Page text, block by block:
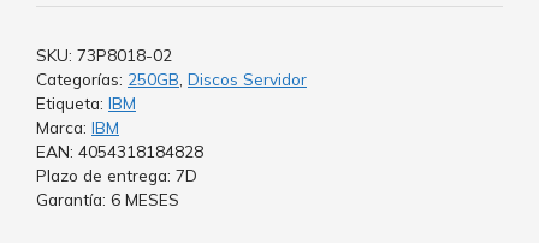
SKU: 73P8018-02
Categorías: 250GB Discos Servidor
Etiqueta: IBM
Marca: IBM
EAN: 4054318184828
Plazo de entrega: 7D
Garantía: 6 MESES